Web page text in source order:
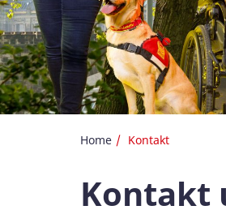
Home Kontakt
Kontakt